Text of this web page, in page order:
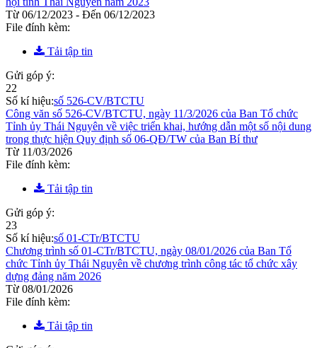
Từ 06/12/2023 - Đến 06/12/2023
File đính kèm:
Tải tập tin
Gửi góp ý:
22
Số kí hiệu:số 526-CV/BTCTU
Công văn số 526-CV/BTCTU, ngày 11/3/2026 của Ban Tổ chức
Tỉnh ủy Thái Nguyên về việc triển khai, hướng dẫn một số nội dung
trong thực hiện Quy định số 06-QĐ/TW của Ban Bí thư
Từ 11/03/2026
File đính kèm:
Tải tập tin
Gửi góp ý:
23
Số kí hiệu:số 01-CTr/BTCTU
Chương trình số 01-CTr/BTCTU, ngày 08/01/2026 của Ban Tổ
chức Tỉnh ủy Thái Nguyên về chương trình công tác tổ chức xây
dựng đảng năm 2026
Từ 08/01/2026
File đính kèm:
Tải tập tin